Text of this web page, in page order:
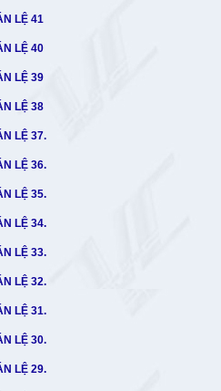
LỆ 41
LỆ 40
LỆ 39
LỆ 38
LỆ 37.
LỆ 36.
LỆ 35.
LỆ 34.
LỆ 33.
LỆ 32.
LỆ 31.
LỆ 30.
LỆ 29.